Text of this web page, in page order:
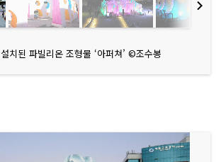
치된 파빌리온 조형물 ‘아퍼쳐’ ©조수봉